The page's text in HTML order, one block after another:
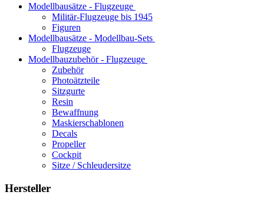
Modellbausätze - Flugzeuge
Militär-Flugzeuge bis 1945
Figuren
Modellbausätze - Modellbau-Sets
Flugzeuge
Modellbauzubehör - Flugzeuge
Zubehör
Photoätzteile
Sitzgurte
Resin
Bewaffnung
Maskierschablonen
Decals
Propeller
Cockpit
Sitze / Schleudersitze
Hersteller